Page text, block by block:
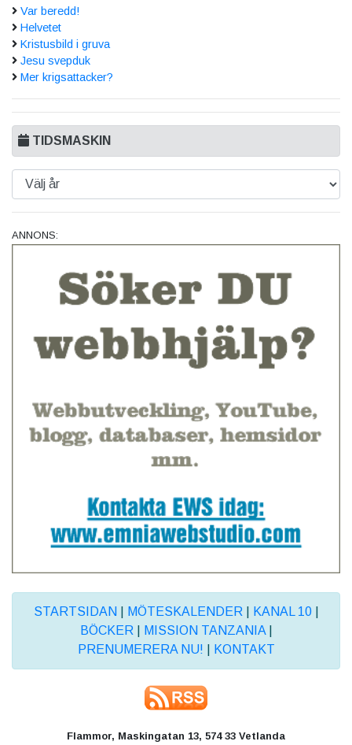
Var beredd!
Helvetet
Kristusbild i gruva
Jesu svepduk
Mer krigsattacker?
TIDSMASKIN
ANNONS:
STARTSIDAN MÖTESKALENDER| KANAL 10|
BÖCKER| MISSION TANZANIA|
PRENUMERERA NU!
KONTAKT
Flammor, Maskingatan 13, 574 33 Vetlanda